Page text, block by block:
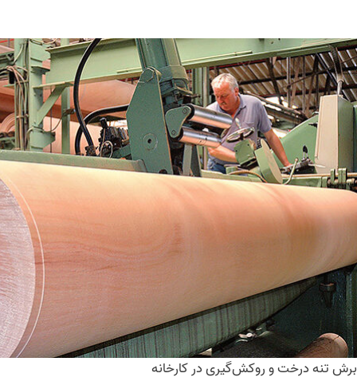
برش تنه درخت و روکش‌گیری در کارخانه